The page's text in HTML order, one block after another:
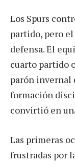
Los Spurs
partido, pero
defensa. El
cuarto partido
parón invernal
formación
convirtió en
Las primeras
frustradas por